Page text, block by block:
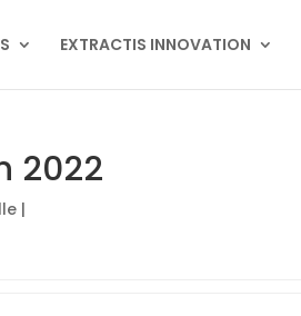
EXTRACTIS INNOVATION
2022
|